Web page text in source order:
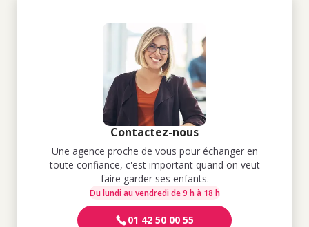
Contactez-nous
Une agence proche de vous pour échanger en
toute confiance, c'est important quand on veut
faire garder ses enfants.
Du lundi au vendredi de 9 h à 18 h
01 42 50 00 55